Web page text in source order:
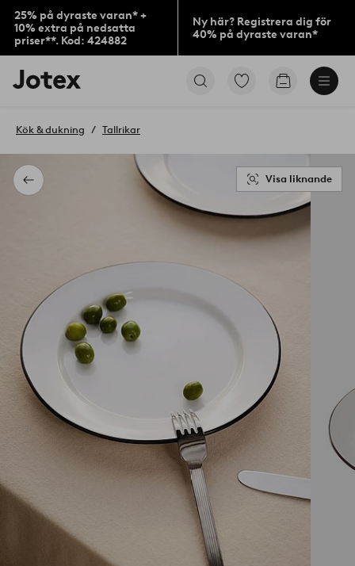
25% på dyraste varan* +
10% extra på nedsatta
priser**. Kod: 424882
Ny här? Registrera dig för
40% på dyraste varan*
Jotex
logotyp
till
Gå
Gå
Tillbaka
Kök & dukning Tallrikar
Visa liknande